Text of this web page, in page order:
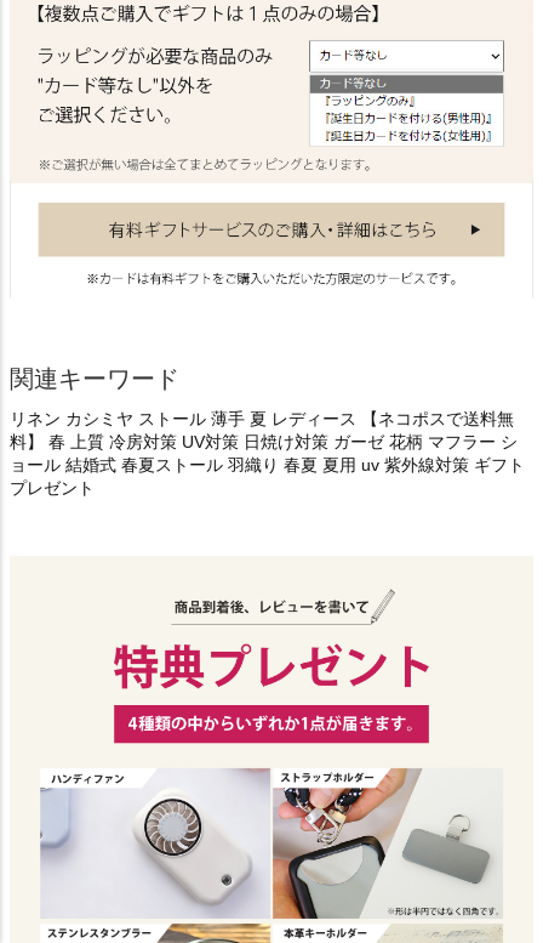
関連キーワード
リネン カシミヤ ストール 薄手 夏 レディース 【ネコポスで送料無
料】 春 上質 冷房対策 UV対策 日焼け対策 ガーゼ 花柄 マフラー シ
ョール 結婚式 春夏ストール 羽織り 春夏 夏用 uv 紫外線対策 ギフト
プレゼント